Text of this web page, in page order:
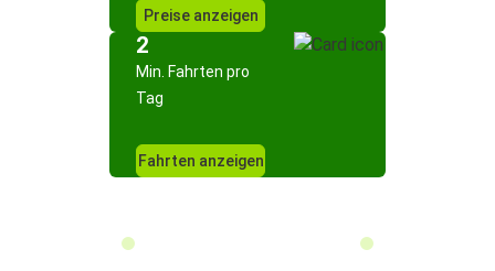
Preise anzeigen
2
Min. Fahrten pro
Tag
Fahrten anzeigen